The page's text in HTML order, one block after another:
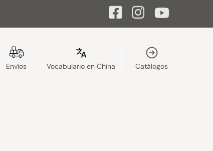
Envíos Vocabulario en China Catálogos